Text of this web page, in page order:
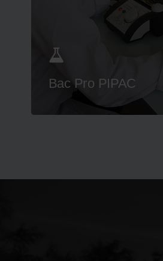
Bac Pro PIPAC